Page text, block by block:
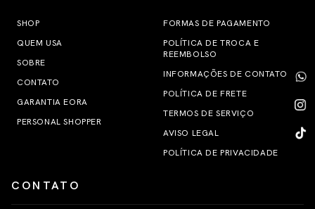
SHOP
QUEM USA
SOBRE
CONTATO
GARANTIA EORA
PERSONAL SHOPPER
FORMAS DE PAGAMENTO
POLÍTICA DE TROCA E
REEMBOLSO
INFORMAÇÕES DE CONTATO
POLÍTICA DE FRETE
TERMOS DE SERVIÇO
AVISO LEGAL
POLÍTICA DE PRIVACIDADE
CONTATO